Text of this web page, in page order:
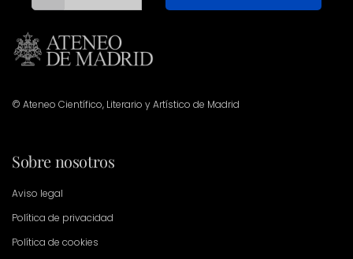
© Ateneo Científico, Literario y Artístico de Madrid
Sobre nosotros
Aviso legal
Política de privacidad
Política de cookies